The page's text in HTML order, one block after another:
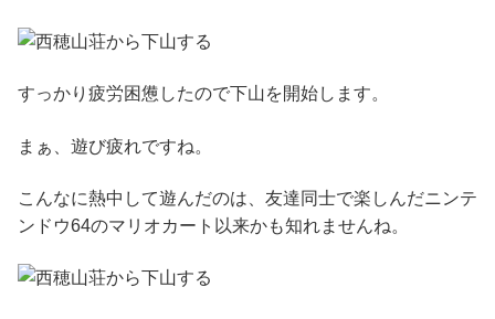
すっかり疲労困憊したので下山を開始します。
まぁ、遊び疲れですね。
こんなに熱中して遊んだのは、友達同士で楽しんだニンテ
ンドウ64のマリオカート以来かも知れませんね。